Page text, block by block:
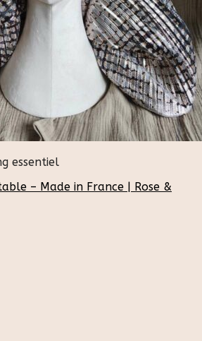
essentiel
– Made in France | Rose &